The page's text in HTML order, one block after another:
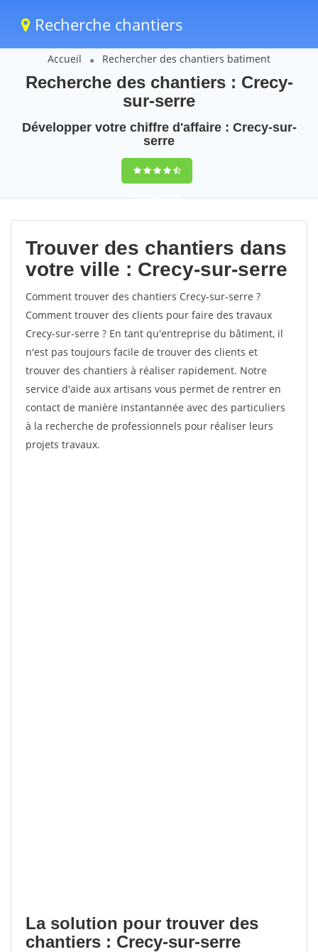
Recherche chantiers
Accueil Rechercher des chantiers batiment
Recherche des chantiers : Crecy-
sur-serre
Développer votre chiffre d'affaire : Crecy-sur-
serre
9,5(100%)46
votes
Trouver des chantiers dans
votre ville : Crecy-sur-serre
Comment trouver des chantiers Crecy-sur-serre ?
Comment trouver des clients pour faire des travaux
Crecy-sur-serre ? En tant qu'entreprise du bâtiment, il
n'est pas toujours facile de trouver des clients et
trouver des chantiers à réaliser rapidement. Notre
service d'aide aux artisans vous permet de rentrer en
contact de manière instantannée avec des particuliers
à la recherche de professionnels pour réaliser leurs
projets travaux.
La solution pour trouver des
chantiers : Crecy-sur-serre